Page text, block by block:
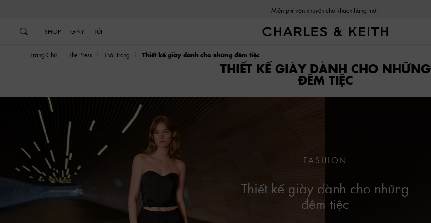
Đổi trả dễ dàng trong vòng 03 ngày kể từ khi nhận sản phẩm.
SHOP GIÀY TÚI
Trang Chủ The Press Thời trang Thiết kế giày dành cho những đêm tiệc
THIẾT KẾ GIÀY DÀNH CHO NHỮNG
ĐÊM TIỆC
FASHION
Thiết kế giày dành cho những
đêm tiệc